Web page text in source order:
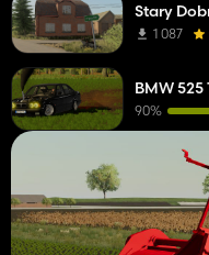
Mittlere Traktoren
DLC
Jäter
Wender
Miststreuer
Stary
1 087
BMW 525
90%